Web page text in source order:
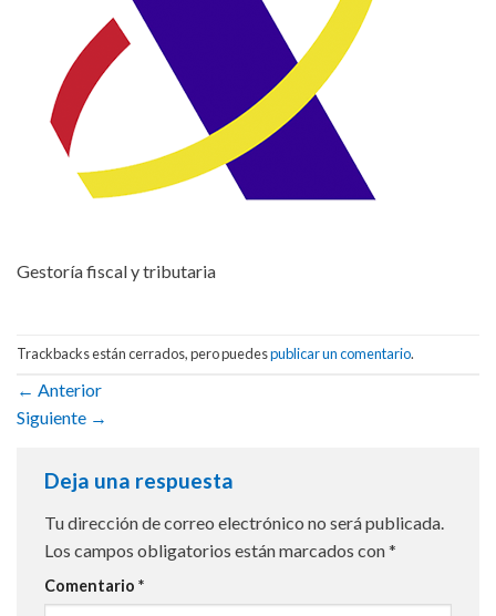
Gestoría fiscal y tributaria
Trackbacks están cerrados, pero puedespublicar un comentario.
← Anterior
Siguiente →
Deja una respuesta
Tu dirección de correo electrónico no será publicada.
Los campos obligatorios están marcados con*
Comentario *